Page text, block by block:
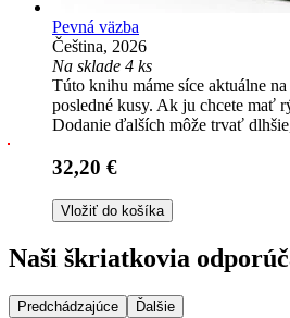
Pevná väzba
Čeština, 2026
Na sklade 4 ks
Túto knihu máme síce aktuálne
posledné kusy. Ak ju chcete mať
Dodanie ďalších môže trvať
32,20 €
Vložiť do košíka
Naši škriatkovia
Predchádzajúce Ďalšie